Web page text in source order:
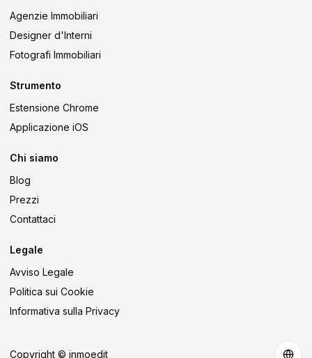
Agenzie Immobiliari
Designer d'Interni
Fotografi Immobiliari
Strumento
Estensione Chrome
Applicazione iOS
Chi siamo
Blog
Prezzi
Contattaci
Legale
Avviso Legale
Politica sui Cookie
Informativa sulla Privacy
Copyright © inmoedit